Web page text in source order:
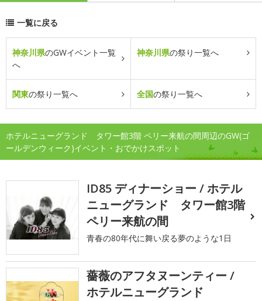
一覧に戻る
神奈川県のGWイベント一覧
へ
神奈川県の祭り一覧へ
関東の祭り一覧へ 全国の祭り一覧へ
ホテルニューグランド タワー館3階 ペリー来航の間周辺のGW(ゴ
ールデンウィーク)イベント・おでかけスポット
ID85 ディナーショー / ホテル
ニューグランド タワー館3階
ペリー来航の間
青春の80年代に舞い戻る夢のような1日
薔薇のアフタヌーンティー /
ホテルニューグランド